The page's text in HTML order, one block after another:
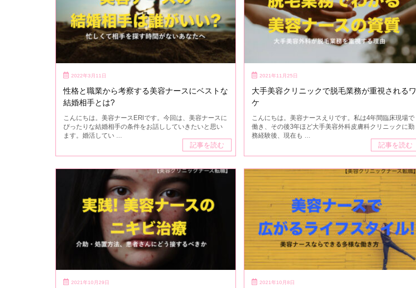
2022年3月11日
性格と職業から考察する美容ナースにベストな
結婚相手とは?
こんにちは。美容ナースERIです。今回は、美容ナースに
ぴったりな結婚相手の条件をお話ししていきたいと思い
ます。婚活してい ...
記事を読む
2021年11月25日
大手美容クリニックで脱毛業務が重視されるワ
ケ
こんにちは。美容ナースえりです。私は4年間臨床現場で
働き、その後3年ほど大手美容外科皮膚科クリニックに勤
務経験後、現在も ...
記事を読む
2021年10月29日 2021年10月8日